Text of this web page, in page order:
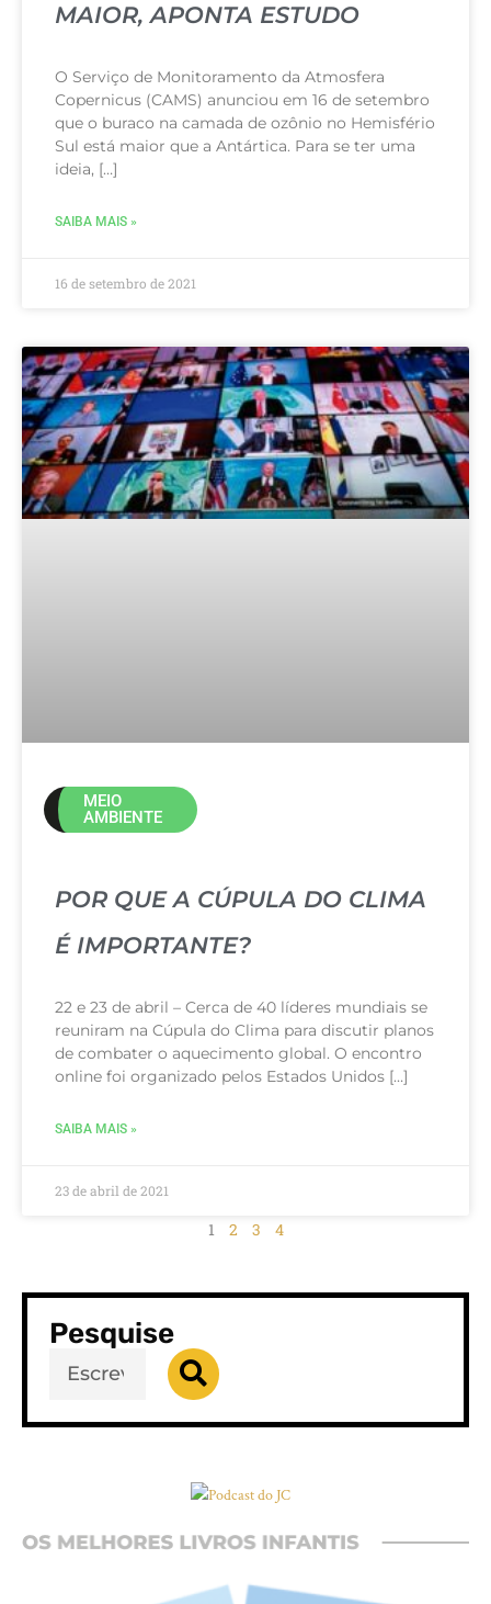
MAIOR, APONTA ESTUDO
O Serviço de Monitoramento da Atmosfera
Copernicus (CAMS) anunciou em 16 de setembro
que o buraco na camada de ozônio no Hemisfério
Sul está maior que a Antártica. Para se ter uma
ideia, […]
SAIBA MAIS »
16 de setembro de 2021
MEIO
AMBIENTE
POR QUE A CÚPULA DO CLIMA
É IMPORTANTE?
22 e 23 de abril – Cerca de 40 líderes mundiais se
reuniram na Cúpula do Clima para discutir planos
de combater o aquecimento global. O encontro
online foi organizado pelos Estados Unidos […]
SAIBA MAIS »
23 de abril de 2021
1 2 3 4
Pesquise